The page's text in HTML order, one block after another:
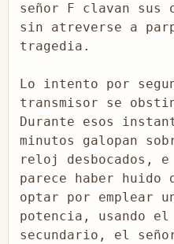
señor F clavan sus
sin atreverse a
tragedia.
Lo intento por
transmisor se
Durante esos
minutos galopan
reloj desbocados,
parece haber
optar por emplear
potencia, usando
secundario, el